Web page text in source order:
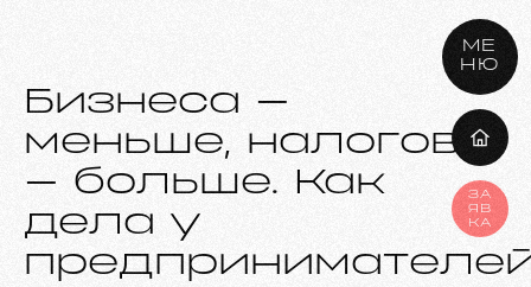
Бизнеса –
меньше, налогов
– больше. Как
дела у
МЕ
НЮ
ЗА
ЯВ
КА